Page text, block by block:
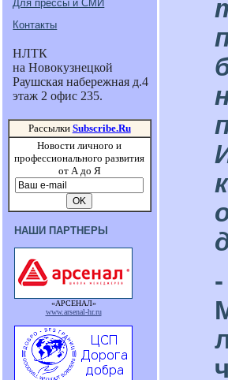
Для прессы и СМИ
Контакты
НЛТК
на Новокузнецкой
Раушская набережная д.4
этаж 2 офис 235.
Рассылки Subscribe.Ru
Новости личного и
профессионального развития
от А до Я
НАШИ ПАРТНЕРЫ
«АРСЕНАЛ»
www.arsenal-hr.ru